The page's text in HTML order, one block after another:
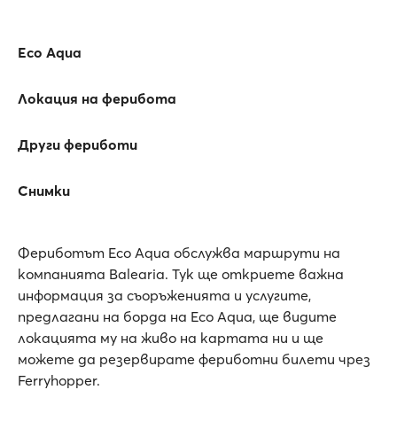
Eco Aqua
Локация на ферибота
Други фериботи
Снимки
Фериботът Eco Aqua обслужва маршрути на
компанията Balearia. Тук ще откриете важна
информация за съоръженията и услугите,
предлагани на борда на Eco Aqua, ще видите
локацията му на живо на картата ни и ще
можете да резервирате фериботни билети чрез
Ferryhopper.